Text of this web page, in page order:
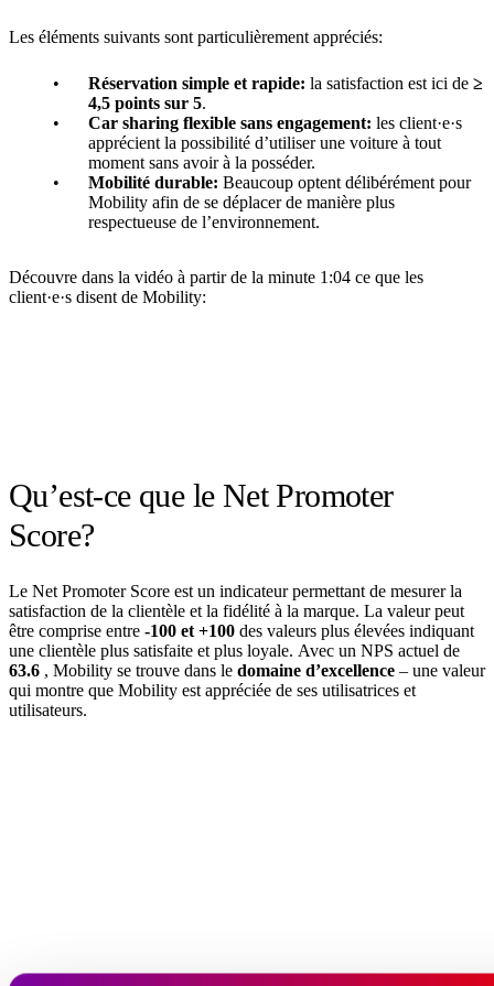
Les éléments suivants sont particulièrement appréciés:
Réservation simple et rapide: la satisfaction est ici de ≥
4,5 points sur 5.
Car sharing flexible sans engagement: les client·e·s
apprécient la possibilité d’utiliser une voiture à tout
moment sans avoir à la posséder.
Mobilité durable: Beaucoup optent délibérément pour
Mobility afin de se déplacer de manière plus
respectueuse de l’environnement.
Découvre dans la vidéo à partir de la minute 1:04 ce que les
client·e·s disent de Mobility:
Qu’est-ce que le Net Promoter
Score?
Le Net Promoter Score est un indicateur permettant de mesurer la
satisfaction de la clientèle et la fidélité à la marque. La valeur peut
être comprise entre -100 et +100 des valeurs plus élevées indiquant
une clientèle plus satisfaite et plus loyale. Avec un NPS actuel de
63.6 , Mobility se trouve dans le domaine d’excellence – une valeur
qui montre que Mobility est appréciée de ses utilisatrices et
utilisateurs.